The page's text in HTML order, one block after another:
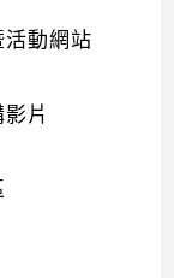
活動網站
片